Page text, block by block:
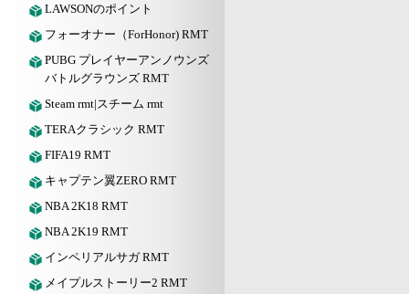
LAWSONのポイント
フォーオナー（ForHonor) RMT
PUBG プレイヤーアンノウンズ
バトルグラウンズ RMT
Steam rmt|スチーム rmt
TERAクラシック RMT
FIFA19 RMT
キャプテン翼ZERO RMT
NBA 2K18 RMT
NBA 2K19 RMT
インペリアルサガ RMT
メイプルストーリー2 RMT